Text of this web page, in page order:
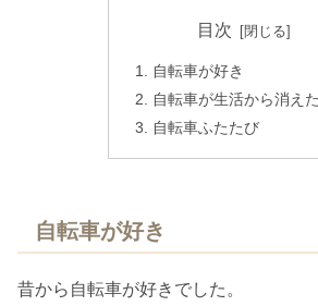
目次
自転車が好き
自転車が生活から消え
自転車ふたたび
自転車が好き
昔から自転車が好きでした。